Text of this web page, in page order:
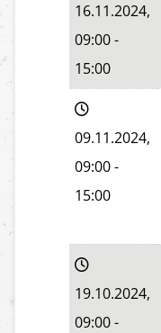
16.11.2024,
09:00-
15:00
09.11.2024,
09:00-
15:00
19.10.2024,
09:00-